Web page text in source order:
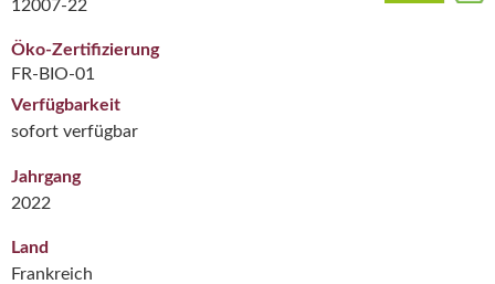
12007-22
Öko-Zertifizierung
FR-BIO-01
Verfügbarkeit
sofort verfügbar
Jahrgang
2022
Land
Frankreich